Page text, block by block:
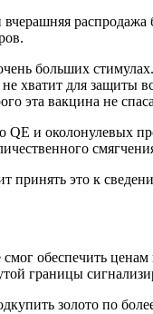
больших
хватит для защиты
вакцина не
и околонулевых
принять это к
обеспечить
границы
золото по